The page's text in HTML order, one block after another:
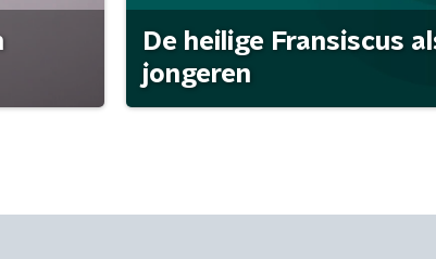
De heilige Fransiscus
jongeren